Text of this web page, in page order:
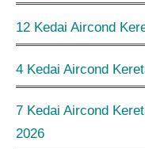
12 Kedai Aircond
4 Kedai Aircond
7 Kedai Aircond
2026